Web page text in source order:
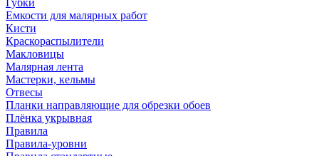
Губки
Емкости для малярных работ
Кисти
Краскораспылители
Макловицы
Малярная лента
Мастерки, кельмы
Отвесы
Планки направляющие для обрезки обоев
Плёнка укрывная
Правила
Правила-уровни